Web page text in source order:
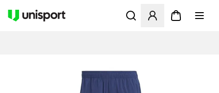
Öffnet ein Fenster zum